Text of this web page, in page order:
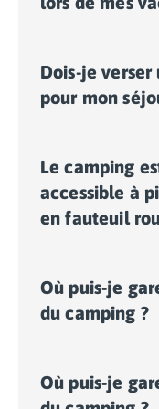
sites touristiques. Il
de votre
Dois-je
pour mon
votre
Le camping
accessible à
en fauteuil
camping se font
fauteuil roulant.
Où puis-je
du camping ?
doivent stationner
Où puis-je